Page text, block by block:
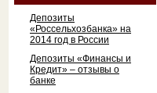
Депозиты
«Россельхозбанка» на
2014 год в России
Депозиты «Финансы и
Кредит» – отзывы о
банке